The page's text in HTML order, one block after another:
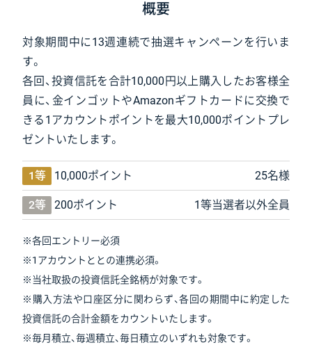
概要
対象期間中に13週連続で抽選キャンペーンを行いま
す。
各回、投資信託を合計10,000円以上購入したお客様全
員に、金インゴットやAmazonギフトカードに交換で
きる1アカウントポイントを最大10,000ポイントプレ
ゼントいたします。
1等 10,000ポイント 25名様
2等 200ポイント 1等当選者以外全員
※各回エントリー必須
※1アカウントととの連携必須。
※当社取扱の投資信託全銘柄が対象です。
※購入方法や口座区分に関わらず、各回の期間中に約定した
投資信託の合計金額をカウントいたします。
※毎月積立、毎週積立、毎日積立のいずれも対象です。